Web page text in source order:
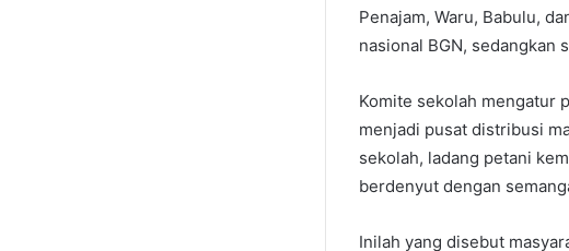
Penajam, Waru, Babulu,
nasional BGN, sedangkan
Komite sekolah mengatur
menjadi pusat distribusi
sekolah, ladang petani
berdenyut dengan
Inilah yang disebut